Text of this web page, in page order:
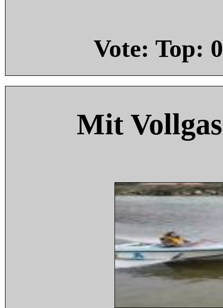
Vote: Top: 0
Mit